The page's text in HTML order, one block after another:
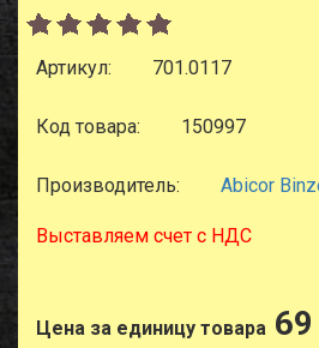
Артикул: 701.0117
Код товара: 150997
Производитель: Abicor
Выставляем счет с НДС
Цена за единицу товара 69